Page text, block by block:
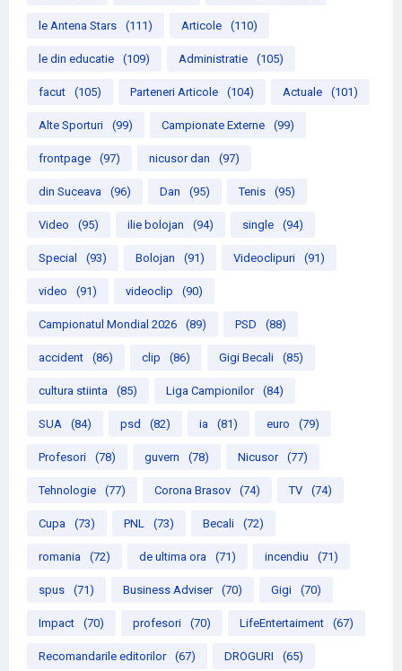
le Antena Stars (111) Articole (110)
le din educatie (109) Administratie (105)
facut (105) Parteneri Articole (104) Actuale (101)
Alte Sporturi (99) Campionate Externe (99)
frontpage (97) nicusor dan (97)
din Suceava (96) Dan (95) Tenis (95)
Video (95) ilie bolojan (94) single (94)
Special (93) Bolojan (91) Videoclipuri (91)
video (91) videoclip (90)
Campionatul Mondial 2026 (89) PSD (88)
accident (86) clip (86) Gigi Becali (85)
cultura stiinta (85) Liga Campionilor (84)
SUA (84) psd (82) ia (81) euro (79)
Profesori (78) guvern (78) Nicusor (77)
Tehnologie (77) Corona Brasov (74) TV (74)
Cupa (73) PNL (73) Becali (72)
romania (72) de ultima ora (71) incendiu (71)
spus (71) Business Adviser (70) Gigi (70)
Impact (70) profesori (70) LifeEntertaiment (67)
Recomandarile editorilor (67) DROGURI (65)